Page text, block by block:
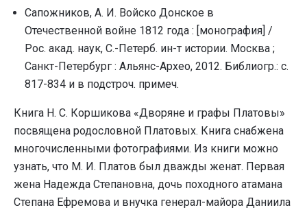
Сапожников, А. И. Войско Донское в
Отечественной войне 1812 года : [монография] /
Рос. акад. наук, С.-Петерб. ин-т истории. Москва ;
Санкт-Петербург : Альянс-Архео, 2012. Библиогр.: с.
817-834 и в подстроч. примеч.
Книга Н. С. Коршикова «Дворяне и графы Платовы»
посвящена родословной Платовых. Книга снабжена
многочисленными фотографиями. Из книги можно
узнать, что М. И. Платов был дважды женат. Первая
жена Надежда Степановна, дочь походного атамана
Степана Ефремова и внучка генерал-майора Даниила